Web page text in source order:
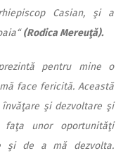
Casian, şi a
(Rodica Mereuţă).
pentru mine o
face fericită. Această
şi dezvoltare şi
unor oportunităţi
şi de a mă dezvolta.